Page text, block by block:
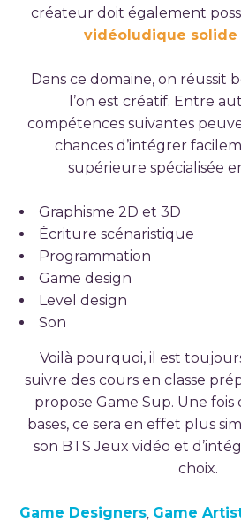
créateur doit également
vidéoludique solide
Dans ce domaine, on réussit
l’on est créatif. Entre
compétences suivantes
chances d’intégrer
supérieure spécialisée
Graphisme 2D et 3D
Écriture scénaristique
Programmation
Game design
Level design
Son
Voilà pourquoi, il est
suivre des cours en classe
propose Game Sup. Une fois
bases, ce sera en effet plus
son BTS Jeux vidéo et
choix.
Game Designers Game